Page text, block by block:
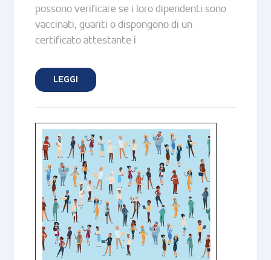
possono verificare se i loro dipendenti sono
vaccinati, guariti o dispongono di un
certificato attestante i
LEGGI